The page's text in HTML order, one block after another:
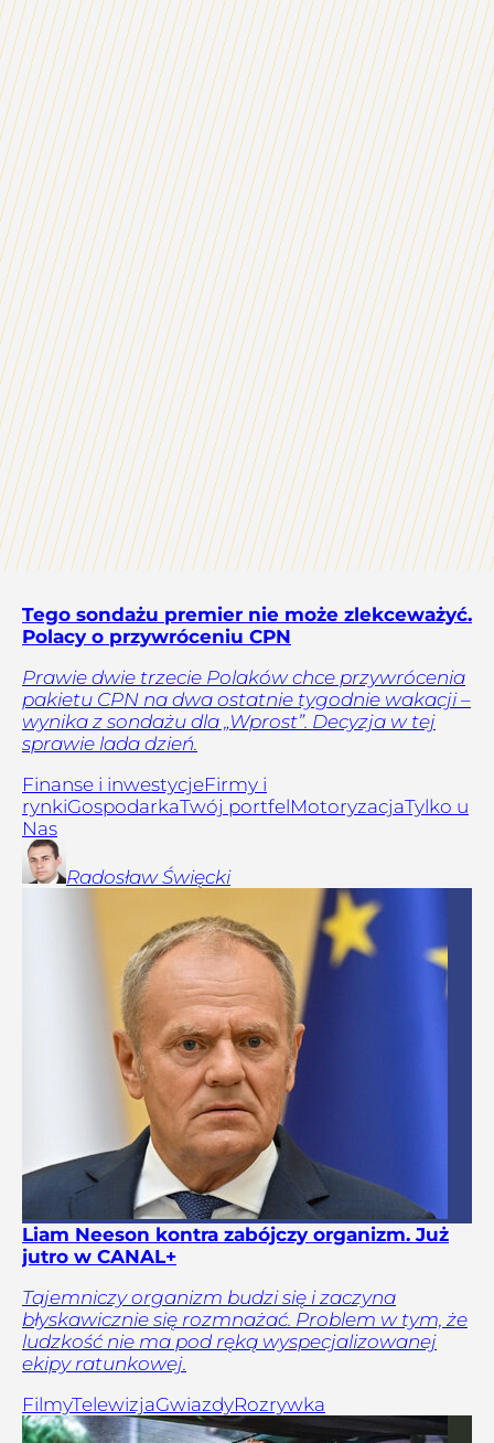
Tego sondażu premier nie może zlekceważyć.
Polacy o przywróceniu CPN
Prawie dwie trzecie Polaków chce przywrócenia
pakietu CPN na dwa ostatnie tygodnie wakacji –
wynika z sondażu dla „Wprost”. Decyzja w tej
sprawie lada dzień.
Finanse i inwestycjeFirmy i
rynkiGospodarkaTwój portfelMotoryzacjaTylko u
Nas
Radosław Święcki
Liam Neeson kontra zabójczy organizm. Już
jutro w CANAL+
Tajemniczy organizm budzi się i zaczyna
błyskawicznie się rozmnażać. Problem w tym, że
ludzkość nie ma pod ręką wyspecjalizowanej
ekipy ratunkowej.
FilmyTelewizjaGwiazdyRozrywka